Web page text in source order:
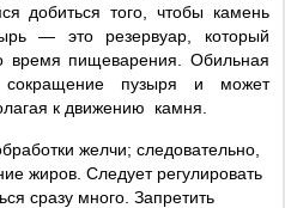
добиться того, чтобы камень
— это резервуар, который
время пищеварения. Обильная
пузыря и может
к движению камня.
желчи; следовательно,
жиров. Следует регулировать
сразу много. Запретить